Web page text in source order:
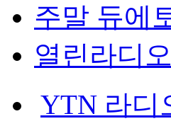
주말 듀에
열린라디
YTN 라디